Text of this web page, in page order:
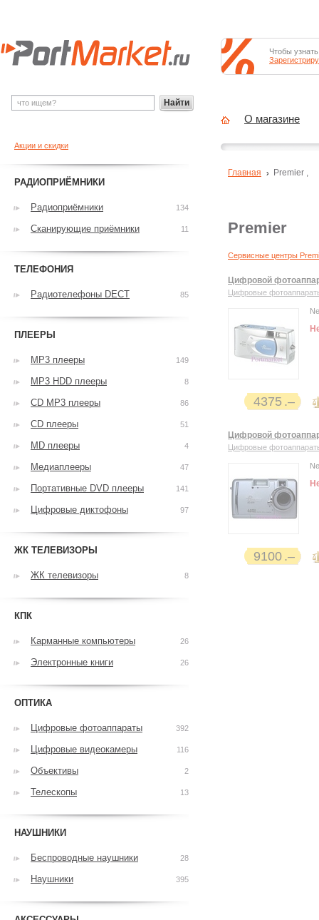
Premier
Сервисные центры
Цифровой
Цифровые
4375
Цифровой
Цифровые
9100
Главная Premier ,
Акции и скидки
РАДИОПРИЁМНИКИ
Радиоприёмники 134
Сканирующие приёмники 11
ТЕЛЕФОНИЯ
Радиотелефоны DECT 85
ПЛЕЕРЫ
MP3 плееры 149
MP3 HDD плееры 8
CD MP3 плееры 86
CD плееры 51
MD плееры 4
Медиаплееры 47
Портативные DVD плееры 141
Цифровые диктофоны 97
ЖК ТЕЛЕВИЗОРЫ
ЖК телевизоры 8
КПК
Карманные компьютеры 26
Электронные книги 26
ОПТИКА
Цифровые фотоаппараты 392
Цифровые видеокамеры 116
Объективы 2
Телескопы 13
НАУШНИКИ
Беспроводные наушники 28
Наушники 395
Найти
Чтобы
О магазине